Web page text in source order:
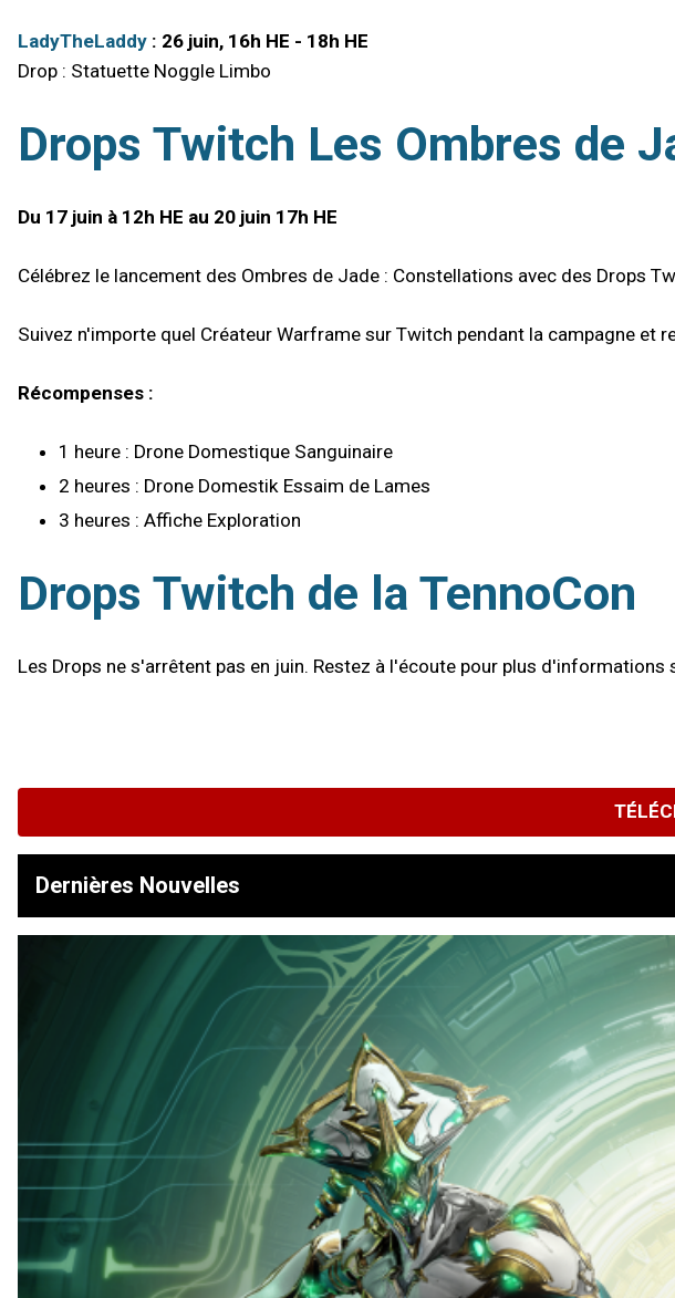
LadyTheLaddy : 26 juin, 16h HE - 18h HE
Drop : Statuette Noggle Limbo
Drops Twitch Les Ombres de
Du 17 juin à 12h HE au 20 juin 17h HE
Célébrez le lancement des Ombres de Jade : Constellations avec des Drops
Suivez n'importe quel Créateur Warframe sur Twitch pendant la campagne
Récompenses :
1 heure : Drone Domestique Sanguinaire
2 heures : Drone Domestik Essaim de Lames
3 heures : Affiche Exploration
Drops Twitch de la TennoCon
Les Drops ne s'arrêtent pas en juin. Restez à l'écoute pour plus
Dernières Nouvelles